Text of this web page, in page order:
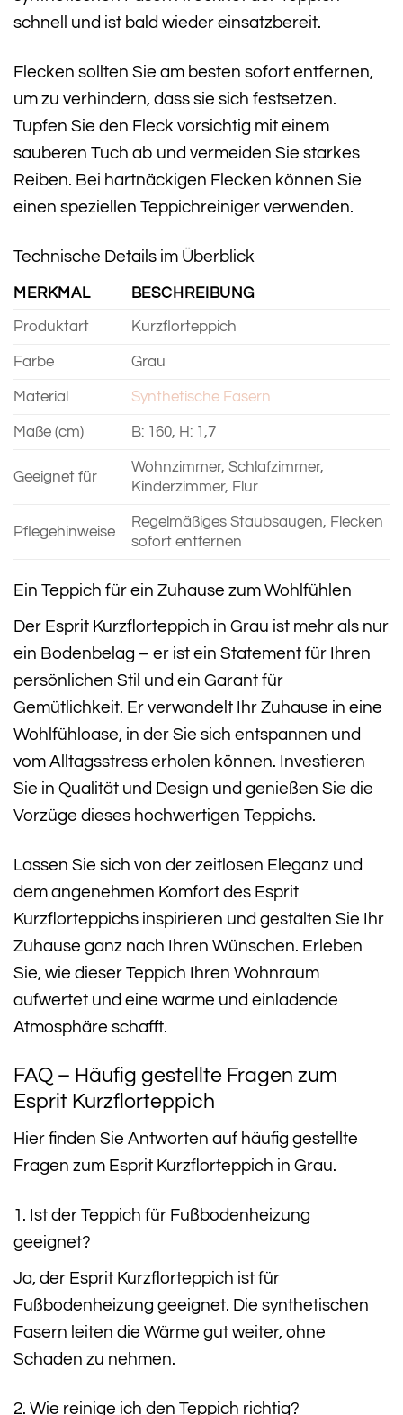
schnell und ist bald wieder einsatzbereit.
Flecken sollten Sie am besten sofort entfernen,
um zu verhindern, dass sie sich festsetzen.
Tupfen Sie den Fleck vorsichtig mit einem
sauberen Tuch ab und vermeiden Sie starkes
Reiben. Bei hartnäckigen Flecken können Sie
einen speziellen Teppichreiniger verwenden.
Technische Details im Überblick
MERKMAL BESCHREIBUNG
Produktart Kurzflorteppich
Farbe Grau
Material Synthetische Fasern
Maße (cm) B: 160, H: 1,7
Geeignet für
Wohnzimmer, Schlafzimmer,
Kinderzimmer, Flur
Pflegehinweise
Regelmäßiges Staubsaugen, Flecken
sofort entfernen
Ein Teppich für ein Zuhause zum Wohlfühlen
Der Esprit Kurzflorteppich in Grau ist mehr als nur
ein Bodenbelag – er ist ein Statement für Ihren
persönlichen Stil und ein Garant für
Gemütlichkeit. Er verwandelt Ihr Zuhause in eine
Wohlfühloase, in der Sie sich entspannen und
vom Alltagsstress erholen können. Investieren
Sie in Qualität und Design und genießen Sie die
Vorzüge dieses hochwertigen Teppichs.
Lassen Sie sich von der zeitlosen Eleganz und
dem angenehmen Komfort des Esprit
Kurzflorteppichs inspirieren und gestalten Sie Ihr
Zuhause ganz nach Ihren Wünschen. Erleben
Sie, wie dieser Teppich Ihren Wohnraum
aufwertet und eine warme und einladende
Atmosphäre schafft.
FAQ – Häufig gestellte Fragen zum
Esprit Kurzflorteppich
Hier finden Sie Antworten auf häufig gestellte
Fragen zum Esprit Kurzflorteppich in Grau.
1. Ist der Teppich für Fußbodenheizung
geeignet?
Ja, der Esprit Kurzflorteppich ist für
Fußbodenheizung geeignet. Die synthetischen
Fasern leiten die Wärme gut weiter, ohne
Schaden zu nehmen.
2. Wie reinige ich den Teppich richtig?